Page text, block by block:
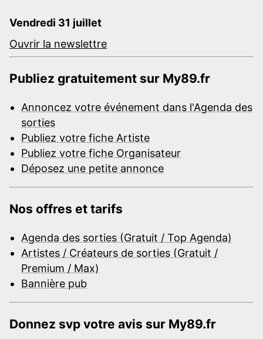
Vendredi 31 juillet
Ouvrir la newslettre
Publiez gratuitement sur My89.fr
Annoncez votre événement dans l'Agenda des
sorties
Publiez votre fiche Artiste
Publiez votre fiche Organisateur
Déposez une petite annonce
Nos offres et tarifs
Agenda des sorties (Gratuit / Top Agenda)
Artistes / Créateurs de sorties (Gratuit /
Premium / Max)
Bannière pub
Donnez svp votre avis sur My89.fr